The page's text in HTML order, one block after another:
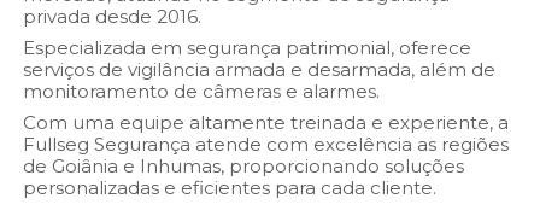
privada desde 2016.
Especializada em segurança patrimonial, oferece
serviços de vigilância armada e desarmada, além de
monitoramento de câmeras e alarmes.
Com uma equipe altamente treinada e experiente, a
Fullseg Segurança atende com excelência as regiões
de Goiânia e Inhumas, proporcionando soluções
personalizadas e eficientes para cada cliente.